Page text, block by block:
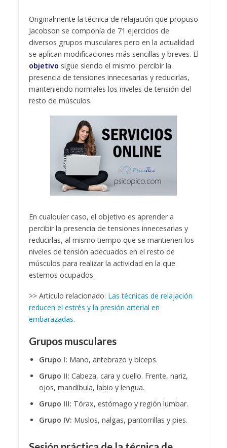
Originalmente la técnica de relajación que propuso
Jacobson se componía de 71 ejercicios de
diversos grupos musculares pero en la actualidad
se aplican modificaciones más sencillas y breves. El
objetivo sigue siendo el mismo: percibir la
presencia de tensiones innecesarias y reducirlas,
manteniendo normales los niveles de tensión del
resto de músculos.
En cualquier caso, el objetivo es aprender a
percibir la presencia de tensiones innecesarias y
reducirlas, al mismo tiempo que se mantienen los
niveles de tensión adecuados en el resto de
músculos para realizar la actividad en la que
estemos ocupados.
>> Artículo relacionado: Las técnicas de relajación
reducen el estrés y la presión arterial en
embarazadas.
Grupos musculares
Grupo I: Mano, antebrazo y bíceps.
Grupo II: Cabeza, cara y cuello. Frente, nariz,
ojos, mandíbula, labio y lengua.
Grupo III: Tórax, estómago y región lumbar.
Grupo IV: Muslos, nalgas, pantorrillas y pies.